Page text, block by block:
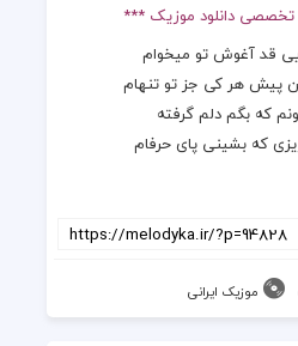
تخصصی دانلود موزیک ***
قد آغوش تو میخوام
پیش هر کی جز تو تنهام
که بگم دلم گرفته
که بشینی پای حرفام
موزیک ایرانی